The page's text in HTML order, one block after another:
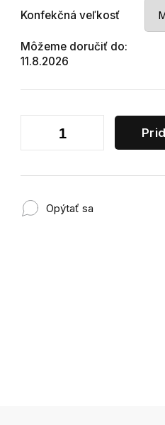
Konfekčná veľkosť
Môžeme doručiť do:
11.8.2026
Opýtať sa